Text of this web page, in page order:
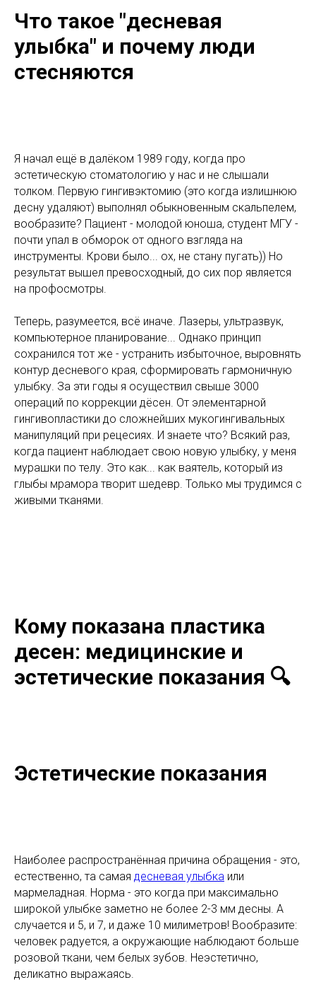
Что такое "десневая
улыбка" и почему люди
стесняются
Я начал ещё в далёком 1989 году, когда про
эстетическую стоматологию у нас и не слышали
толком. Первую гингивэктомию (это когда излишнюю
десну удаляют) выполнял обыкновенным скальпелем,
вообразите? Пациент - молодой юноша, студент МГУ -
почти упал в обморок от одного взгляда на
инструменты. Крови было... ох, не стану пугать)) Но
результат вышел превосходный, до сих пор является
на профосмотры.
Теперь, разумеется, всё иначе. Лазеры, ультразвук,
компьютерное планирование... Однако принцип
сохранился тот же - устранить избыточное, выровнять
контур десневого края, сформировать гармоничную
улыбку. За эти годы я осуществил свыше 3000
операций по коррекции дёсен. От элементарной
гингивопластики до сложнейших мукогингивальных
манипуляций при рецесиях. И знаете что? Всякий раз,
когда пациент наблюдает свою новую улыбку, у меня
мурашки по телу. Это как... как ваятель, который из
глыбы мрамора творит шедевр. Только мы трудимся с
живыми тканями.
Кому показана пластика
десен: медицинские и
эстетические показания 🔍
Эстетические показания
Наиболее распространённая причина обращения - это,
естественно, та самая десневая улыбка или
мармеладная. Норма - это когда при максимально
широкой улыбке заметно не более 2-3 мм десны. А
случается и 5, и 7, и даже 10 милиметров! Вообразите:
человек радуется, а окружающие наблюдают больше
розовой ткани, чем белых зубов. Неэстетично,
деликатно выражаясь.